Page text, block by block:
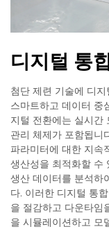
디지털 통
첨단 제련 기술에 디
스마트하고 데이터 중
지털 전환에는 실시간
관리 체제가 포함됩니
파라미터에 대한 지속
생산성을 최적화할 수
생산 데이터를 분석하
다. 이러한 디지털 통
을 절감하고 다운타임
을 시뮬레이션하고 모